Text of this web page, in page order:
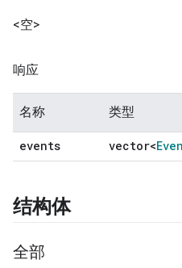
<空>
响应
名称 类型
events vector<
结构体
全部